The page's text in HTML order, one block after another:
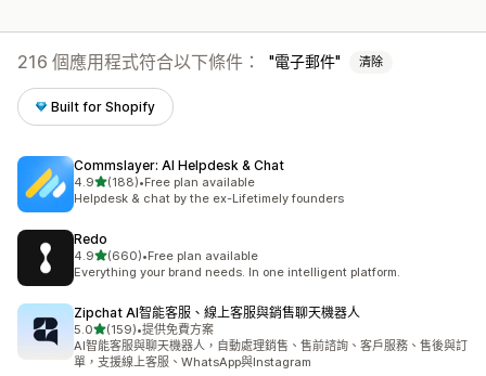
216 個應用程式符合以下條件： 電子郵件 清除
Built for Shopify
Commslayer: AI Helpdesk & Chat
4.9滿分 5 顆星
(188)
共有 188 則評價
•Free plan available
Helpdesk & chat by the ex-Lifetimely founders
Redo
4.9滿分 5 顆星
(660)
共有 660 則評價
•Free plan available
Everything your brand needs. In one intelligent platform.
Zipchat AI智能客服、線上客服與銷售聊天機器人
5.0滿分 5 顆星
(159)
共有 159 則評價
•提供免費方案
AI智能客服與聊天機器人，自動處理銷售、售前諮詢、客戶服務、售後與訂
單，支援線上客服、WhatsApp與Instagram